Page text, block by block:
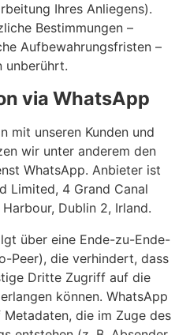
Ihres Anliegens).
Bestimmungen –
Aufbewahrungsfristen –
unberührt.
via WhatsApp
mit unseren Kunden und
wir unter anderem den
WhatsApp. Anbieter ist
Limited, 4 Grand Canal
Dublin 2, Irland.
über eine Ende-zu-Ende-
Peer), die verhindert, dass
Dritte Zugriff auf die
können. WhatsApp
die im Zuge des